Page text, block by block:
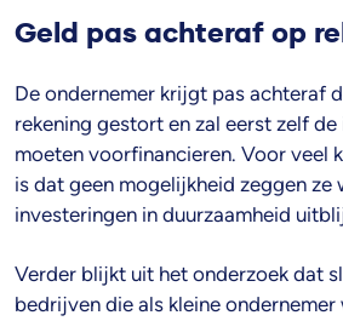
Geld pas achteraf op
De ondernemer krijgt pas achteraf
rekening gestort en zal eerst zelf
moeten voorfinancieren. Voor veel
is dat geen mogelijkheid zeggen ze
investeringen in duurzaamheid
Verder blijkt uit het onderzoek dat
bedrijven die als kleine